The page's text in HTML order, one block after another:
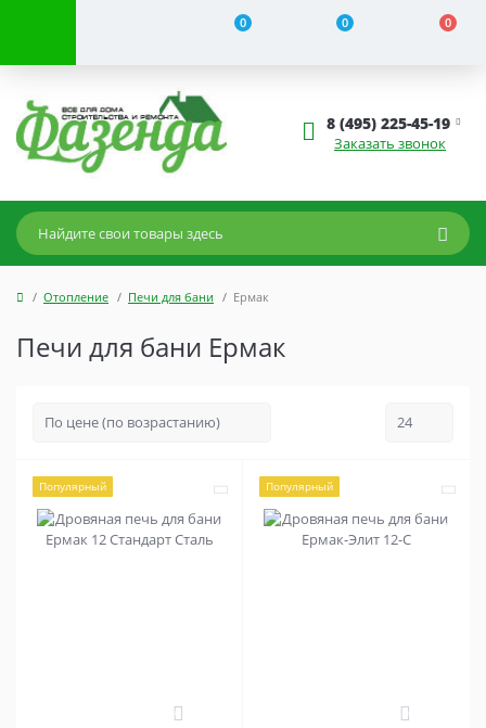
0 0 0
8 (495) 225-45-19
Заказать звонок
Отопление Печи для бани Ермак
Печи для бани Ермак
Популярный Популярный